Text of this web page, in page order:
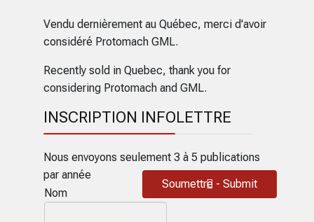
Vendu dernièrement au Québec, merci d'avoir
considéré Protomach GML.
Recently sold in Quebec, thank you for
considering Protomach and GML.
INSCRIPTION INFOLETTRE
Nous envoyons seulement 3 à 5 publications
par année
Nom
Soumettre - Submit